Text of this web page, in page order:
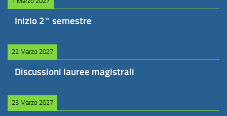
Inizio 2° semestre
22 Marzo 2027
Discussioni lauree magistrali
23 Marzo 2027